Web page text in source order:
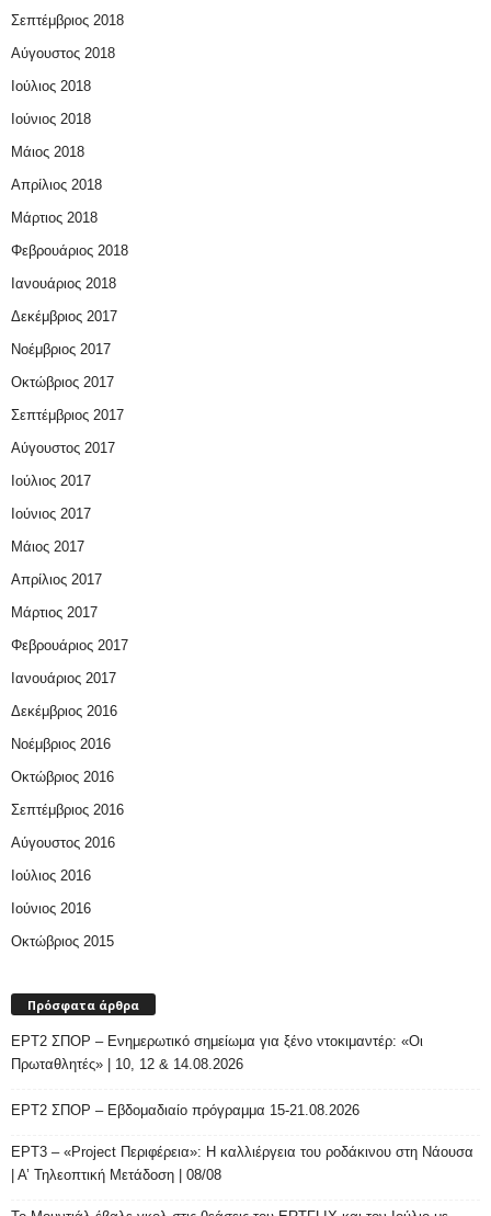
Σεπτέμβριος 2018
Αύγουστος 2018
Ιούλιος 2018
Ιούνιος 2018
Μάιος 2018
Απρίλιος 2018
Μάρτιος 2018
Φεβρουάριος 2018
Ιανουάριος 2018
Δεκέμβριος 2017
Νοέμβριος 2017
Οκτώβριος 2017
Σεπτέμβριος 2017
Αύγουστος 2017
Ιούλιος 2017
Ιούνιος 2017
Μάιος 2017
Απρίλιος 2017
Μάρτιος 2017
Φεβρουάριος 2017
Ιανουάριος 2017
Δεκέμβριος 2016
Νοέμβριος 2016
Οκτώβριος 2016
Σεπτέμβριος 2016
Αύγουστος 2016
Ιούλιος 2016
Ιούνιος 2016
Οκτώβριος 2015
Πρόσφατα άρθρα
ΕΡΤ2 ΣΠΟΡ – Ενημερωτικό σημείωμα για ξένο ντοκιμαντέρ: «Οι
Πρωταθλητές» | 10, 12 & 14.08.2026
ΕΡΤ2 ΣΠΟΡ – Εβδομαδιαίο πρόγραμμα 15-21.08.2026
ΕΡΤ3 – «Project Περιφέρεια»: Η καλλιέργεια του ροδάκινου στη Νάουσα
| Α’ Τηλεοπτική Μετάδοση | 08/08